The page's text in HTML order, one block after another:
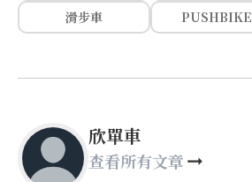
滑步車
PUSHBIKE
欣單車
查看所有文章